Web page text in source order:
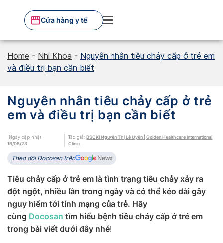
content
Cửa hàng y tế
Home - Nhi Khoa - Nguyên nhân tiêu chảy cấp ở trẻ em
và điều trị bạn cần biết
Nguyên nhân tiêu chảy cấp ở trẻ
em và điều trị bạn cần biết
Ngày cập nhật:
16/06/23
Tác giả:BSCKI Nguyễn Thị Lê Uyên | Golden Healthcare International
Clinic
Theo dõi Docosan trên
Tiêu chảy cấp ở trẻ em là tình trạng tiêu chảy xảy ra
đột ngột, nhiều lần trong ngày và có thể kéo dài gây
nguy hiểm tới tính mạng của trẻ. Hãy
cùng Docosan tìm hiểu bệnh tiêu chảy cấp ở trẻ em
trong bài viết dưới đây nhé!